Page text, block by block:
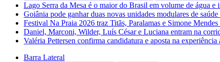
Lago Serra da Mesa é o maior do Brasil em volume de água e
Goiânia pode ganhar duas novas unidades modulares de
Festival Na Praia 2026 traz Titãs, Paralamas e Simone
Daniel, Marconi, Wilder, Luís César e Luciana entram na
Valéria Pettersen confirma candidatura e aposta na
Barra Lateral